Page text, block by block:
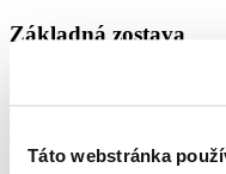
Táto webstránka
Základná zostava
Dávid Brčák
Tomáš Zboroň